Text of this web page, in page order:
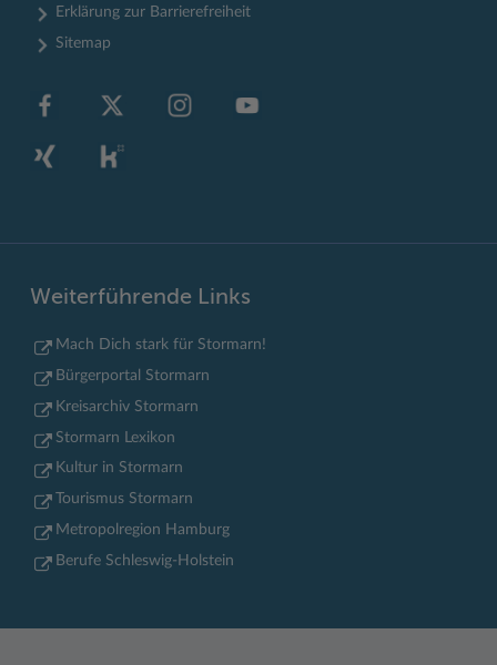
Erklärung zur Barrierefreiheit
Sitemap
Weiterführende Links
Mach Dich stark für Stormarn!
Bürgerportal Stormarn
Kreisarchiv Stormarn
Stormarn Lexikon
Kultur in Stormarn
Tourismus Stormarn
Metropolregion Hamburg
Berufe Schleswig-Holstein